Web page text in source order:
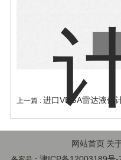
上一篇 : 进口VEGA雷达液位
网站首页 关